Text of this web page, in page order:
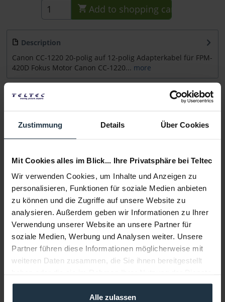
Zustimmung Details Über Cookies
Mit Cookies alles im Blick... Ihre Privatsphäre bei Teltec
Wir verwenden Cookies, um Inhalte und Anzeigen zu
personalisieren, Funktionen für soziale Medien anbieten
zu können und die Zugriffe auf unsere Website zu
analysieren. Außerdem geben wir Informationen zu Ihrer
Verwendung unserer Website an unsere Partner für
soziale Medien, Werbung und Analysen weiter. Unsere
Partner führen diese Informationen möglicherweise mit
weiteren Daten zusammen, die Sie ihnen bereitgestellt
gesammelt haben.
Alle zulassen
Add to shopping cart
Description
Canon CC-1220 20-polig auf 12-polig Adapterkabel für FPM-
420D Fokus Motor Canon CC-1220... more
Accessories
Media
Manufacturer & Product Safety Information
Folgende Infos zum Hersteller sind verfübar......more
More articles from +++ Canon +++ look at